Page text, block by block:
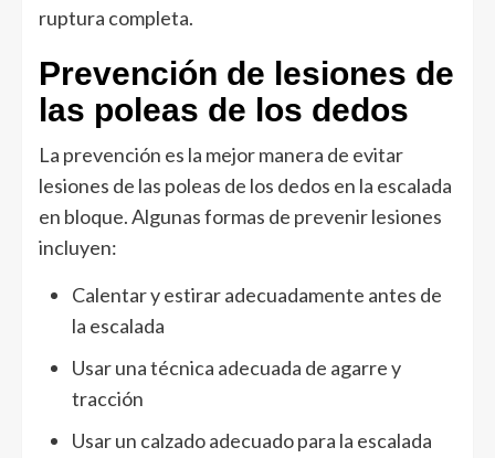
ruptura completa.
Prevención de lesiones de
las poleas de los dedos
La prevención es la mejor manera de evitar
lesiones de las poleas de los dedos en la escalada
en bloque. Algunas formas de prevenir lesiones
incluyen:
Calentar y estirar adecuadamente antes de
la escalada
Usar una técnica adecuada de agarre y
tracción
Usar un calzado adecuado para la escalada